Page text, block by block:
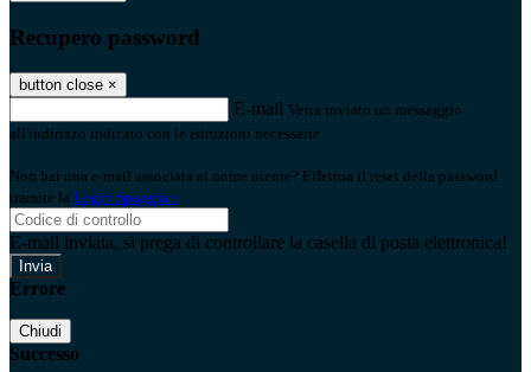
Recupero password
button close ×
E-mail Verrà inviato un messaggio
all'indirizzo indicato con le istruzioni necessarie.
Non hai una e-mail associata al nome utente? Effettua il reset della password
tramite la Login Spaggiari
E-mail inviata, si prega di controllare la casella di posta elettronica!
Errore
Chiudi
Successo